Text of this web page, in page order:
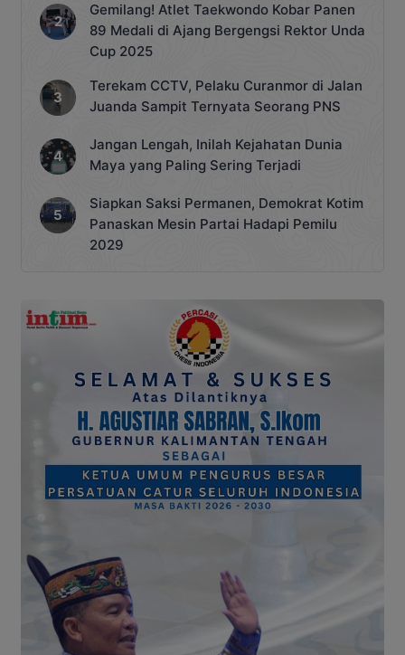
Gemilang! Atlet Taekwondo Kobar Panen
89 Medali di Ajang Bergengsi Rektor Unda
Cup 2025
Terekam CCTV, Pelaku Curanmor di Jalan
Juanda Sampit Ternyata Seorang PNS
Jangan Lengah, Inilah Kejahatan Dunia
Maya yang Paling Sering Terjadi
Siapkan Saksi Permanen, Demokrat Kotim
Panaskan Mesin Partai Hadapi Pemilu
2029